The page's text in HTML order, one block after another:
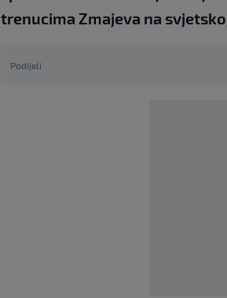
trenucima Zmajeva na
Podijeli